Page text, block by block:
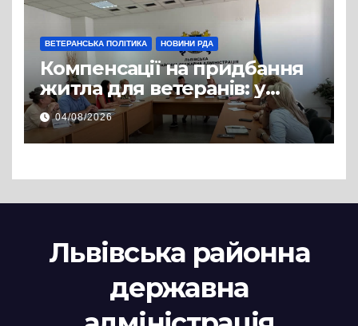
ВЕТЕРАНСЬКА ПОЛІТИКА НОВИНИ РДА
Компенсації на придбання
житла для ветеранів: у
Львівській РДА розглянули
нові заяви
04/08/2026
Львівська районна
державна